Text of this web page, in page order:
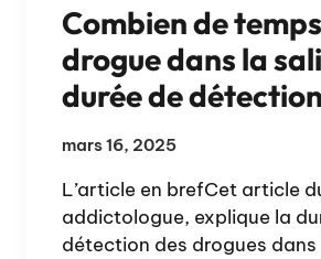
Combien de
drogue dans la
durée de détection
mars 16, 2025
L’article en brefCet article
addictologue, explique la
détection des drogues